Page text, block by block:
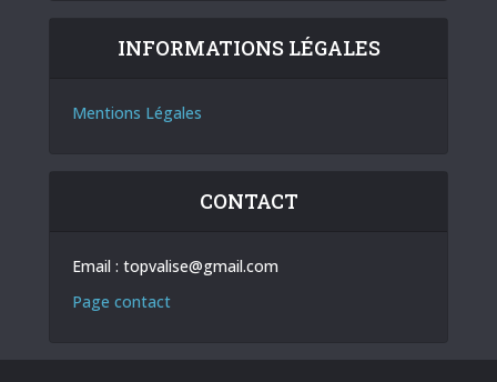
INFORMATIONS LÉGALES
Mentions Légales
CONTACT
Email : topvalise@gmail.com
Page contact